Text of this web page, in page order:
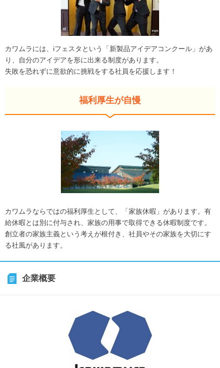
カワムラには、iフェスタという「新製品アイデアコンクール」があ
り、自分のアイデアを形に出来る制度があります。
失敗を恐れずに意欲的に挑戦をする社員を応援します！
福利厚生が自慢
カワムラならではの福利厚生として、「家族休暇」があります。有
給休暇とは別に付与され、家族の用事で取得できる休暇制度です。
創立者の家族主義という考えが根付き、社員やその家族を大切にす
る社風があります。
企業概要